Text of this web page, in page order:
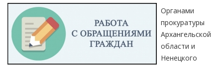
Органами
прокуратуры
Архангельской
области и
Ненецкого